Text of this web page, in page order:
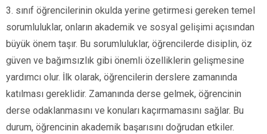
3. sınıf öğrencilerinin okulda yerine getirmesi gereken temel
sorumluluklar, onların akademik ve sosyal gelişimi açısından
büyük önem taşır. Bu sorumluluklar, öğrencilerde disiplin, öz
güven ve bağımsızlık gibi önemli özelliklerin gelişmesine
yardımcı olur. İlk olarak, öğrencilerin derslere zamanında
katılması gereklidir. Zamanında derse gelmek, öğrencinin
derse odaklanmasını ve konuları kaçırmamasını sağlar. Bu
durum, öğrencinin akademik başarısını doğrudan etkiler.